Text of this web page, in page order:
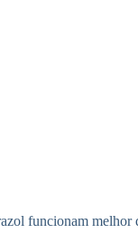
funcionam melhor